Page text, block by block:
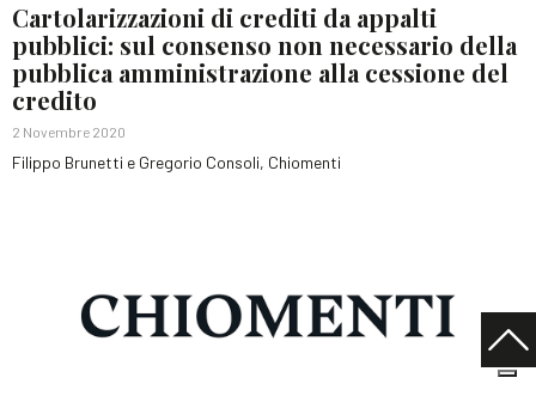
Cartolarizzazioni di crediti da appalti
pubblici: sul consenso non necessario della
pubblica amministrazione alla cessione del
credito
2 Novembre 2020
Filippo Brunetti e Gregorio Consoli, Chiomenti